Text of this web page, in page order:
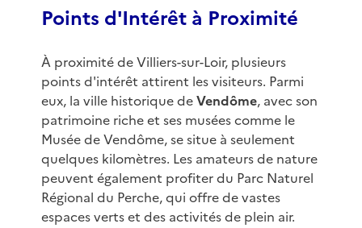
Points d'Intérêt à Proximité
À proximité de Villiers-sur-Loir, plusieurs
points d'intérêt attirent les visiteurs. Parmi
eux, la ville historique deVendôme, avec son
patrimoine riche et ses musées comme le
Musée de Vendôme, se situe à seulement
quelques kilomètres. Les amateurs de nature
peuvent également profiter du Parc Naturel
Régional du Perche, qui offre de vastes
espaces verts et des activités de plein air.